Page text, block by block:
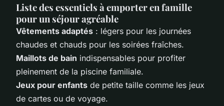
Liste des essentiels à emporter en famille
pour un séjour agréable
Vêtements adaptés : légers pour les journées
chaudes et chauds pour les soirées fraîches.
Maillots de bain indispensables pour profiter
pleinement de la piscine familiale.
Jeux pour enfants de petite taille comme les jeux
de cartes ou de voyage.